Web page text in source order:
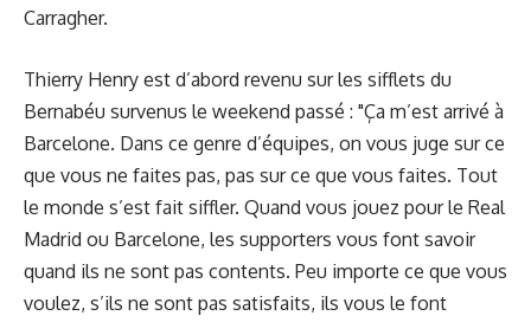
Carragher.
Thierry Henry est d’abord revenu sur les sifflets du
Bernabéu survenus le weekend passé : "Ça m’est arrivé à
Barcelone. Dans ce genre d’équipes, on vous juge sur ce
que vous ne faites pas, pas sur ce que vous faites. Tout
le monde s’est fait siffler. Quand vous jouez pour le Real
Madrid ou Barcelone, les supporters vous font savoir
quand ils ne sont pas contents. Peu importe ce que vous
voulez, s’ils ne sont pas satisfaits, ils vous le font